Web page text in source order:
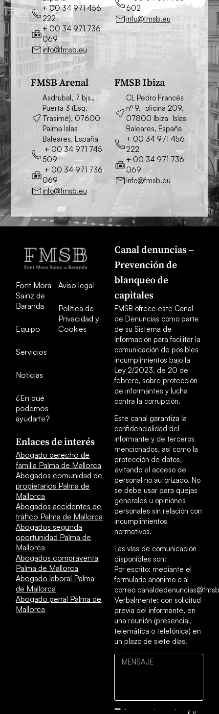
+ 00 34 971 456
222
+ 00 34 971 736
069
info@fmsb.eu
602
info@fmsb.eu
FMSB Arenal
Asdrubal, 7 bjs.,
Puerta 3 (Esq.
Trasimé), 07600
Palma Islas
Baleares, España
+ 00 34 971 745
509
+ 00 34 971 736
069
info@fmsb.eu
FMSB Ibiza
CL Pedro Francés
nº 9, oficina 209,
07800 Ibiza Islas
Baleares, España
+ 00 34 971 456
222
+ 00 34 971 736
069
info@fmsb.eu
Font Mora
Sainz de
Baranda
Equipo
Servicios
Noticias
¿En qué
podemos
ayudarte?
Aviso legal
Política de
Privacidad y
Cookies
Enlaces de interés
Abogado derecho de
familia Palma de Mallorca
Abogados comunidad de
propietarios Palma de
Mallorca
Abogados accidentes de
tráfico Palma de Mallorca
Abogados segunda
oportunidad Palma de
Mallorca
Abogados compraventa
Palma de Mallorca
Abogado laboral Palma
de Mallorca
Abogado penal Palma de
Mallorca
Canal denuncias –
Prevención de
blanqueo de
capitales
FMSB ofrece este Canal
de Denuncias como parte
de su Sistema de
Información para facilitar la
comunicación de posibles
incumplimientos bajo la
Ley 2/2023, de 20 de
febrero, sobre protección
de informantes y lucha
contra la corrupción.
Este canal garantiza la
confidencialidad del
informante y de terceros
mencionados, así como la
protección de datos,
evitando el acceso de
personal no autorizado. No
se debe usar para quejas
generales u opiniones
personales sin relación con
incumplimientos
normativos.
Las vías de comunicación
disponibles son:
Por escrito: mediante el
formulario anónimo o al
correo
Verbalmente: con solicitud
previa del informante, en
una reunión (presencial,
telemática o telefónica) en
un plazo de siete días.